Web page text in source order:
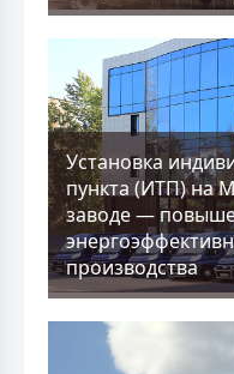
Установка
пункта (ИТП) на
заводе —
производства